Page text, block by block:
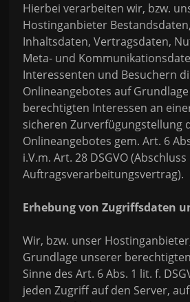
Hierbei verarbeiten wir, bzw.
Hostinganbieter
Inhaltsdaten, Vertragsdaten,
Meta- und
Interessenten und Besuchern
Onlineangebotes auf
berechtigten Interessen an
sicheren Zurverfügungstellung
Onlineangebotes gem. Art. 6
i.V.m. Art. 28 DSGVO (Abschluss
Auftragsverarbeitungsvertrag).
Erhebung von Zugriffsdaten
Wir, bzw. unser
Grundlage unserer
Sinne des Art. 6 Abs. 1 lit. f.
jeden Zugriff auf den Server,